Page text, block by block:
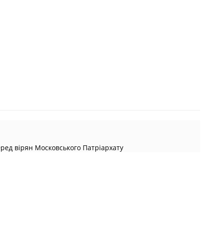
вірян Московського Патріархату